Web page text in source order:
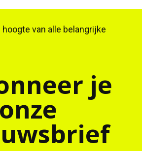
van alle belangrijke
je